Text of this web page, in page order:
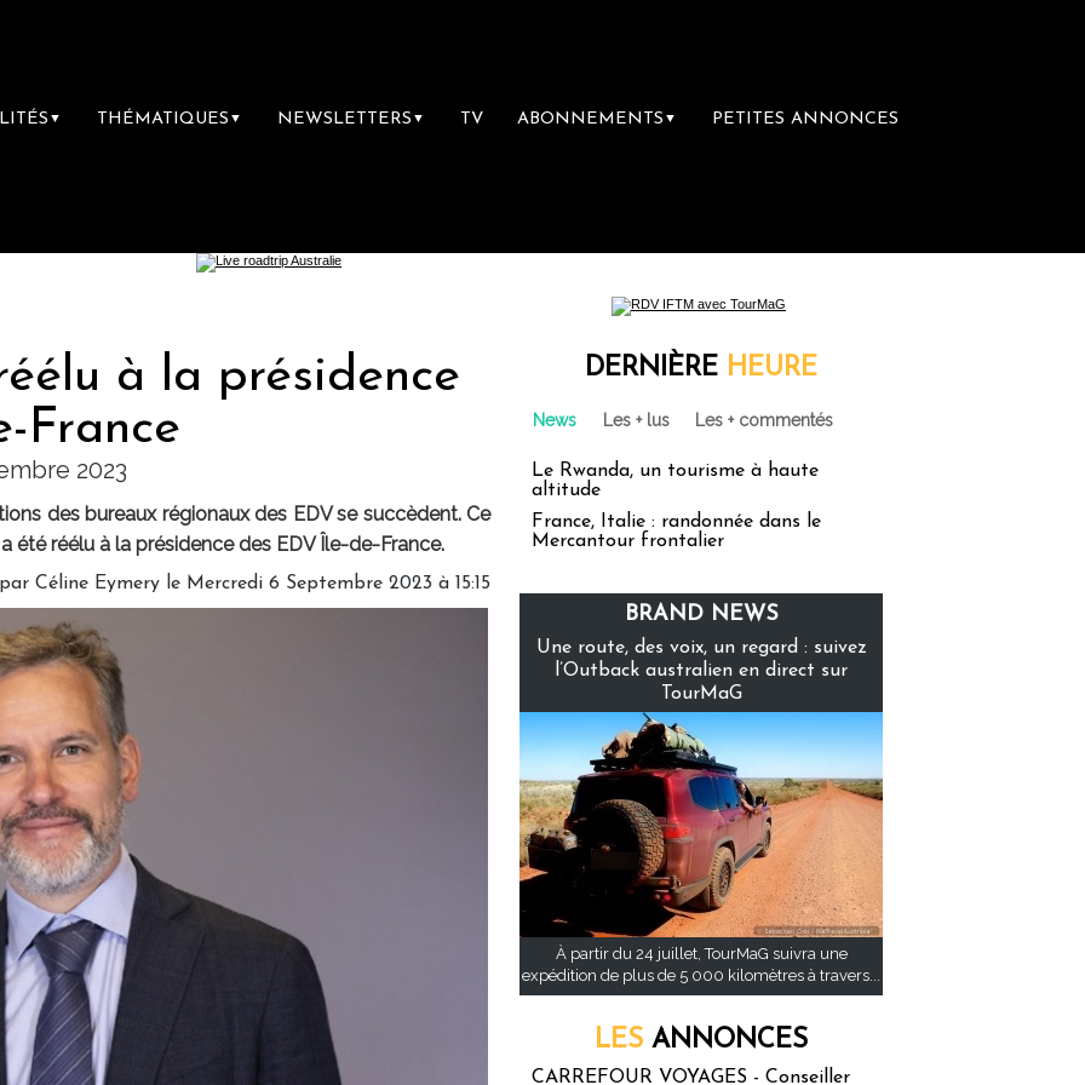
▼ THÉMATIQUES ▼ NEWSLETTERS ▼ TV ABONNEMENTS ▼ PETITES ANNONCES
à la présidence
France
2023
des bureaux régionaux des EDV se succèdent. Ce
été réélu à la présidence des EDV Île-de-France.
Céline Eymery le Mercredi 6 Septembre 2023 à 15:15
DERNIÈRE HEURE
News Les + lus Les + commentés
Le Rwanda, un tourisme à haute
altitude
France, Italie : randonnée dans le
Mercantour frontalier
BRAND NEWS
Une route, des voix, un regard : suivez
l’Outback australien en direct sur
TourMaG
À partir du 24 juillet, TourMaG suivra une
expédition de plus de 5 000 kilomètres à travers...
LES ANNONCES
CARREFOUR VOYAGES - Conseiller